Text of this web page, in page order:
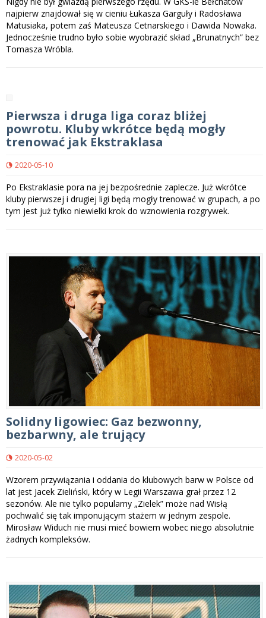
najpierw znajdował się w cieniu Łukasza Garguły i Radosława
Matusiaka, potem zaś Mateusza Cetnarskiego i Dawida Nowaka.
Jednocześnie trudno było sobie wyobrazić skład „Brunatnych” bez
Tomasza Wróbla.
Pierwsza i druga liga coraz bliżej
powrotu. Kluby wkrótce będą mogły
trenować jak Ekstraklasa
2020-05-10
Po Ekstraklasie pora na jej bezpośrednie zaplecze. Już wkrótce
kluby pierwszej i drugiej ligi będą mogły trenować w grupach, a po
tym jest już tylko niewielki krok do wznowienia rozgrywek.
Solidny ligowiec: Gaz bezwonny,
bezbarwny, ale trujący
2020-05-02
Wzorem przywiązania i oddania do klubowych barw w Polsce od
lat jest Jacek Zieliński, który w Legii Warszawa grał przez 12
sezonów. Ale nie tylko popularny „Zielek” może nad Wisłą
pochwalić się tak imponującym stażem w jednym zespole.
Mirosław Widuch nie musi mieć bowiem wobec niego absolutnie
żadnych kompleksów.